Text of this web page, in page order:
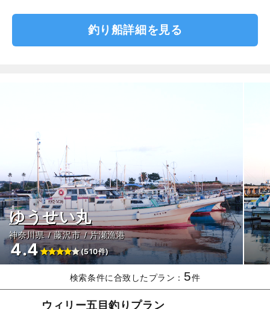
釣り船詳細を見る
ゆうせい丸
神奈川県 藤沢市 片瀬漁港
4.4 (510件)
検索条件に合致したプラン： 5件
ウィリー五目釣りプラン